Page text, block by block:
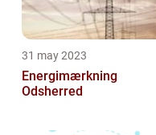
31 may 2023
Energimærkning
Odsherred